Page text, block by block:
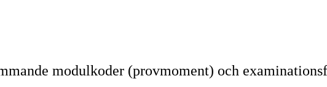
modulkoder (provmoment) och